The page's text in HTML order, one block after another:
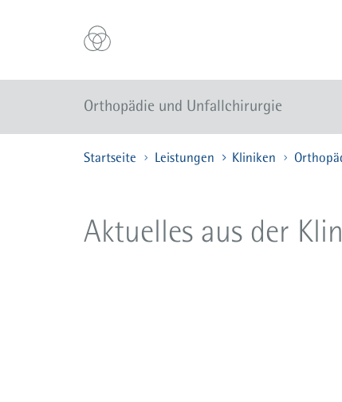
Orthopädie und Unfallchirurgie
Startseite Leistungen Kliniken
Aktuelles aus der